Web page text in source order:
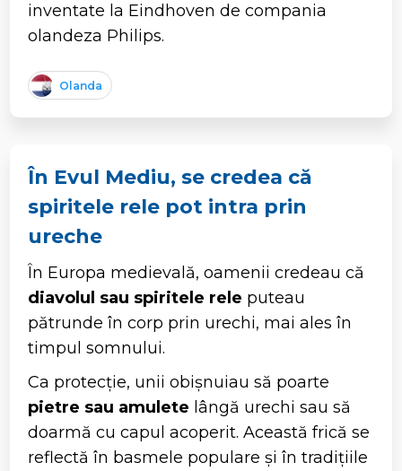
inventate la Eindhoven de compania
olandeza Philips.
Olanda
În Evul Mediu, se credea că
spiritele rele pot intra prin
ureche
În Europa medievală, oamenii credeau că
diavolul sau spiritele rele puteau
pătrunde în corp prin urechi, mai ales în
timpul somnului.
Ca protecție, unii obișnuiau să poarte
pietre sau amulete lângă urechi sau să
doarmă cu capul acoperit. Această frică se
reflectă în basmele populare și în tradițiile